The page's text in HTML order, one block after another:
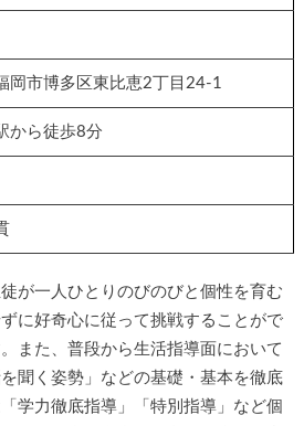
岡市博多区東比恵2丁目24-1
から徒歩8分
が一人ひとりのびのびと個性を育
ずに好奇心に従って挑戦すること
す。また、普段から生活指導面に
の話を聞く姿勢」などの基礎・基
面では「学力徹底指導」「特別指